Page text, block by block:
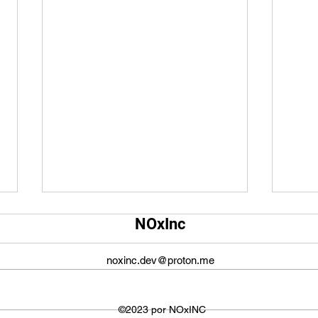
Qual é o tamanho da tela do
O tamanho da tela do YouTube
utilizada para visualizar os
O
de
NOxInc
noxinc.dev@proton.me
©2023 por NOxINC